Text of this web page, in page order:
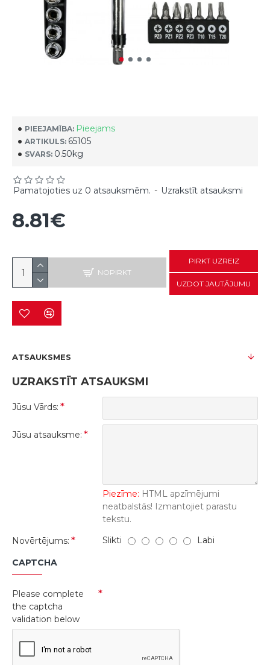
PIEEJAMĪBA: Pieejams
ARTIKULS: 65105
SVARS: 0.50kg
Pamatojoties uz 0 atsauksmēm. - Uzrakstīt atsauksmi
8.81€
NOPIRKT
PIRKT UZREIZ
UZDOT JAUTĀJUMU
ATSAUKSMES
UZRAKSTĪT ATSAUKSMI
Jūsu Vārds:
Jūsu atsauksme:
Piezīme: HTML apzīmējumi
neatbalstās! Izmantojiet parastu
tekstu.
Novērtējums:
Slikti Labi
CAPTCHA
Please complete
the captcha
validation below